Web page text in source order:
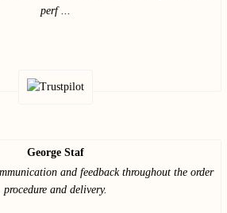
perf ...
George Staf
and feedback throughout the order
procedure and delivery.